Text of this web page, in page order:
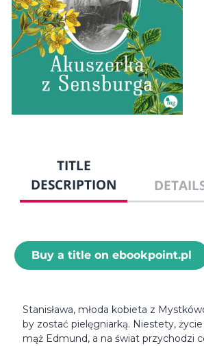
TITLE
DESCRIPTION
Buy a title on ebookpoint.pl
Stanisława, młoda kobieta z
by zostać pielęgniarką. Niestety,
mąż Edmund, a na świat przychodzi